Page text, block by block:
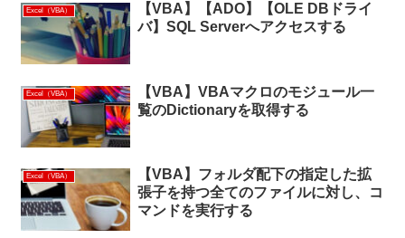
Excel（VBA）
【VBA】【ADO】【OLE DBドライ
バ】SQL Serverへアクセスする
Excel（VBA）
【VBA】VBAマクロのモジュール一
覧のDictionaryを取得する
Excel（VBA）
【VBA】フォルダ配下の指定した拡
張子を持つ全てのファイルに対し、コ
マンドを実行する